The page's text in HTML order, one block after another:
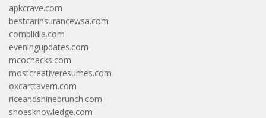
apkcrave.com
bestcarinsurancewsa.com
complidia.com
eveningupdates.com
mcochacks.com
mostcreativeresumes.com
oxcarttavern.com
riceandshinebrunch.com
shoesknowledge.com